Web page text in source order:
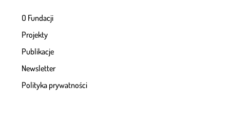
O Fundacji
Projekty
Publikacje
Newsletter
Polityka prywatności